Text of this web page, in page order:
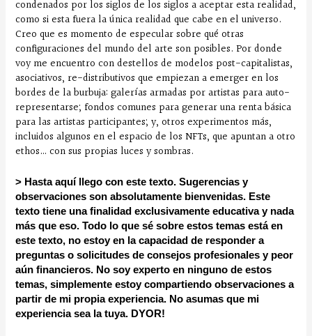
condenados por los siglos de los siglos a aceptar esta realidad,
como si esta fuera la única realidad que cabe en el universo.
Creo que es momento de especular sobre qué otras
configuraciones del mundo del arte son posibles. Por donde
voy me encuentro con destellos de modelos post-capitalistas,
asociativos, re-distributivos que empiezan a emerger en los
bordes de la burbuja: galerías armadas por artistas para auto-
representarse; fondos comunes para generar una renta básica
para las artistas participantes; y, otros experimentos más,
incluidos algunos en el espacio de los NFTs, que apuntan a otro
ethos… con sus propias luces y sombras.
> Hasta aquí llego con este texto. Sugerencias y
observaciones son absolutamente bienvenidas. Este
texto tiene una finalidad exclusivamente educativa y nada
más que eso. Todo lo que sé sobre estos temas está en
este texto, no estoy en la capacidad de responder a
preguntas o solicitudes de consejos profesionales y peor
aún financieros. No soy experto en ninguno de estos
temas, simplemente estoy compartiendo observaciones a
partir de mi propia experiencia. No asumas que mi
experiencia sea la tuya. DYOR!